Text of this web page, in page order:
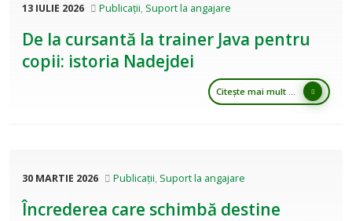
13 IULIE 2026 Publicații, Suport la angajare
De la cursantă la trainer Java pentru
copii: istoria Nadejdei
Citește mai mult ...
30 MARTIE 2026 Publicații, Suport la angajare
Încrederea care schimbă destine